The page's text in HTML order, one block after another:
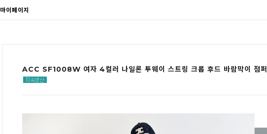
마이페이지
ACC SF1008W 여자 4컬러 나일론 투웨이 스트링 크롭 후드 바람막이 점퍼